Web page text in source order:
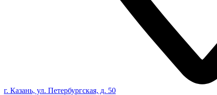
г. Казань, ул. Петербургская, д. 50